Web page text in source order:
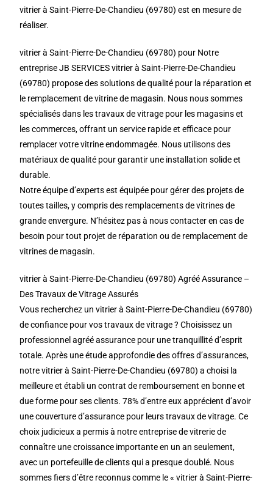
vitrier à Saint-Pierre-De-Chandieu (69780) est en mesure de
réaliser.
vitrier à Saint-Pierre-De-Chandieu (69780) pour Notre
entreprise JB SERVICES vitrier à Saint-Pierre-De-Chandieu
(69780) propose des solutions de qualité pour la réparation et
le remplacement de vitrine de magasin. Nous nous sommes
spécialisés dans les travaux de vitrage pour les magasins et
les commerces, offrant un service rapide et efficace pour
remplacer votre vitrine endommagée. Nous utilisons des
matériaux de qualité pour garantir une installation solide et
durable.
Notre équipe d’experts est équipée pour gérer des projets de
toutes tailles, y compris des remplacements de vitrines de
grande envergure. N’hésitez pas à nous contacter en cas de
besoin pour tout projet de réparation ou de remplacement de
vitrines de magasin.
vitrier à Saint-Pierre-De-Chandieu (69780) Agréé Assurance –
Des Travaux de Vitrage Assurés
Vous recherchez un vitrier à Saint-Pierre-De-Chandieu (69780)
de confiance pour vos travaux de vitrage ? Choisissez un
professionnel agréé assurance pour une tranquillité d’esprit
totale. Après une étude approfondie des offres d’assurances,
notre vitrier à Saint-Pierre-De-Chandieu (69780) a choisi la
meilleure et établi un contrat de remboursement en bonne et
due forme pour ses clients. 78% d’entre eux apprécient d’avoir
une couverture d’assurance pour leurs travaux de vitrage. Ce
choix judicieux a permis à notre entreprise de vitrerie de
connaître une croissance importante en un an seulement,
avec un portefeuille de clients qui a presque doublé. Nous
sommes fiers d’être reconnus comme le « vitrier à Saint-Pierre-